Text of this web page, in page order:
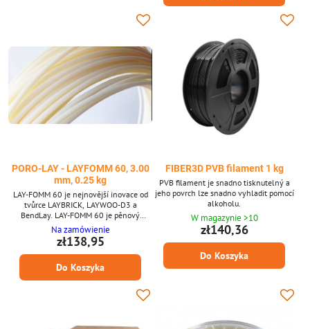
PORO-LAY - LAYFOMM 60, 3.00
mm, 0.25 kg
LAY-FOMM 60 je nejnovější inovace od
tvůrce LAYBRICK, LAYWOO-D3 a
BendLay. LAY-FOMM 60 je pěnový
materiál a je vysoce porézní. LAY-FOMM
60 je zčásti kaučukovo-elastomerový
polymer a zčásti PVA. Jakmile tento
materiál opláchnete ve vodě, zůstane
pouze kaučukový polymer jako váš
mikroporézní a flexibilní objekt. LAY-
FOMM 60 je o něco pevnější než LAY-
FOMM 40. Hlavní vlastnosti: Po tisku...
Na zamówienie
zł138,95
Do Koszyka
FIBER3D PVB filament 1 kg
PVB filament je snadno tisknutelný a
jeho povrch lze snadno vyhladit pomocí
alkoholu.
W magazynie >10
zł140,36
Do Koszyka